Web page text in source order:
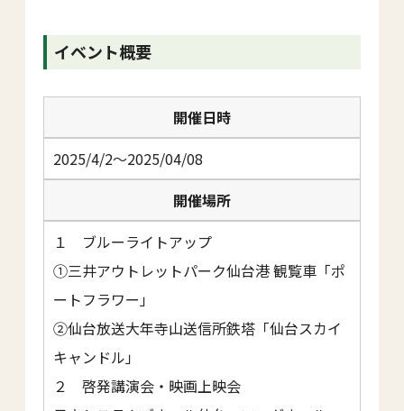
イベント概要
開催日時
2025/4/2～2025/04/08
開催場所
１ ブルーライトアップ
①三井アウトレットパーク仙台港 観覧車「ポ
ートフラワー」
②仙台放送大年寺山送信所鉄塔「仙台スカイ
キャンドル」
２ 啓発講演会・映画上映会